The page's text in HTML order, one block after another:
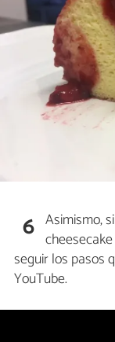
6 Asimismo,
seguir los pasos
YouTube.